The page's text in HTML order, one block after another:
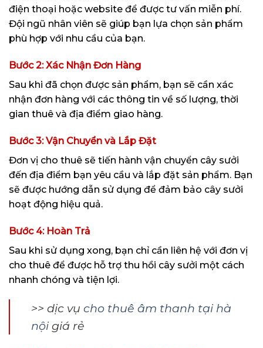
điện thoại hoặc website để được tư vấn miễn phí.
Đội ngũ nhân viên sẽ giúp bạn lựa chọn sản phẩm
phù hợp với nhu cầu của bạn.
Bước 2: Xác Nhận Đơn Hàng
Sau khi đã chọn được sản phẩm, bạn sẽ cần xác
nhận đơn hàng với các thông tin về số lượng, thời
gian thuê và địa điểm giao hàng.
Bước 3: Vận Chuyển và Lắp Đặt
Đơn vị cho thuê sẽ tiến hành vận chuyển cây sưởi
đến địa điểm bạn yêu cầu và lắp đặt sản phẩm. Bạn
sẽ được hướng dẫn sử dụng để đảm bảo cây sưởi
hoạt động hiệu quả.
Bước 4: Hoàn Trả
Sau khi sử dụng xong, bạn chỉ cần liên hệ với đơn vị
cho thuê để được hỗ trợ thu hồi cây sưởi một cách
nhanh chóng và tiện lợi.
>> dịc vụ cho thuê âm thanh tại hà
nội giá rẻ